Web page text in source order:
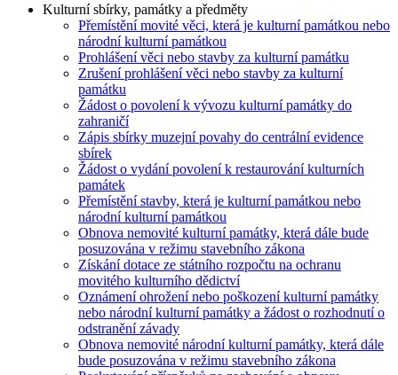
Kulturní sbírky, památky a předměty
Přemístění movité věci, která je kulturní památkou nebo
národní kulturní památkou
Prohlášení věci nebo stavby za kulturní památku
Zrušení prohlášení věci nebo stavby za kulturní
památku
Žádost o povolení k vývozu kulturní památky do
zahraničí
Zápis sbírky muzejní povahy do centrální evidence
sbírek
Žádost o vydání povolení k restaurování kulturních
památek
Přemístění stavby, která je kulturní památkou nebo
národní kulturní památkou
Obnova nemovité kulturní památky, která dále bude
posuzována v režimu stavebního zákona
Získání dotace ze státního rozpočtu na ochranu
movitého kulturního dědictví
Oznámení ohrožení nebo poškození kulturní památky
nebo národní kulturní památky a žádost o rozhodnutí o
odstranění závady
Obnova nemovité národní kulturní památky, která dále
bude posuzována v režimu stavebního zákona